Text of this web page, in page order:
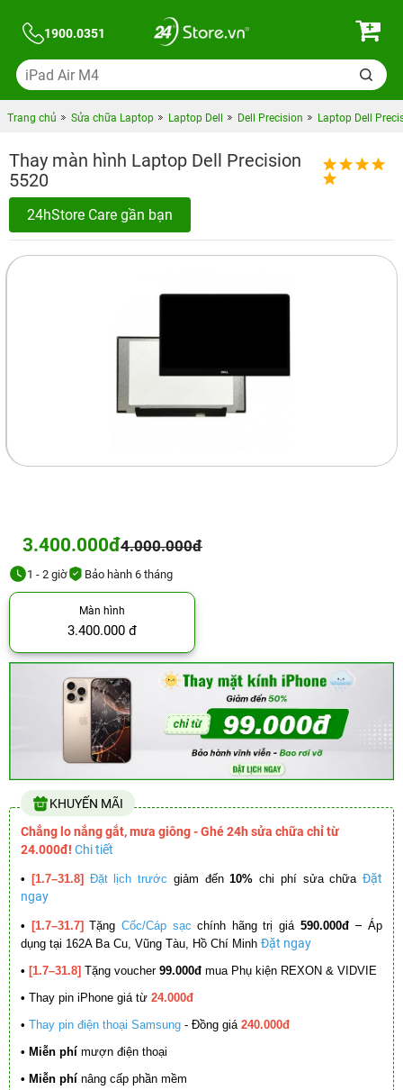
1900.0351
Trang chủ Sửa chữa Laptop Laptop Dell Dell Precision Laptop Dell
Thay màn hình Laptop Dell Precision
5520
24hStore Care gần bạn
3.400.000đ4.000.000đ
1 - 2 giờ Bảo hành 6 tháng
Màn hình
3.400.000 đ
KHUYẾN MÃI
Chẳng lo nắng gắt, mưa giông - Ghé 24h sửa chữa chỉ từ
24.000đ! Chi tiết
• [1.7–31.8] Đặt lịch trước giảm đến10% chi phí sửa chữa Đặt
ngay
• [1.7–31.7] Tặng Cốc/Cáp sạc chính hãng trị giá 590.000đ –Áp
dụng tại 162A Ba Cu, Vũng Tàu, Hồ Chí Minh Đặt ngay
• [1.7–31.8] Tặng voucher 99.000đ mua Phụ kiện REXON & VIDVIE
• Thay pin iPhone giá từ 24.000đ
• Thay pin điện thoại Samsung - Đồng giá 240.000đ
• Miễn phí mượn điện thoại
• Miễn phí nâng cấp phần mềm